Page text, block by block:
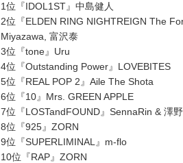
1位『IDOL1ST』中島健人
2位『ELDEN RING NIGHTREIGN The
Miyazawa, 富沢泰
3位『tone』Uru
4位『Outstanding Power』LOVEBITES
5位『REAL POP 2』Aile The Shota
6位『10』Mrs. GREEN APPLE
7位『LOSTandFOUND』SennaRin & 澤
8位『925』ZORN
9位『SUPERLIMINAL』m-flo
10位『RAP』ZORN